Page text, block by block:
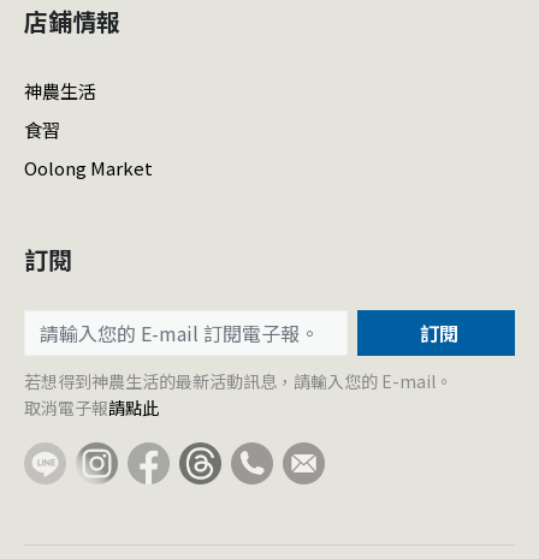
店鋪情報
神農生活
食習
Oolong Market
訂閱
訂閱
若想得到神農生活的最新活動訊息，請輸入您的 E-mail。
取消電子報請點此